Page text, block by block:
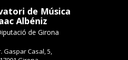
de Música
Albéniz
de Girona
Gaspar Casal, 5,